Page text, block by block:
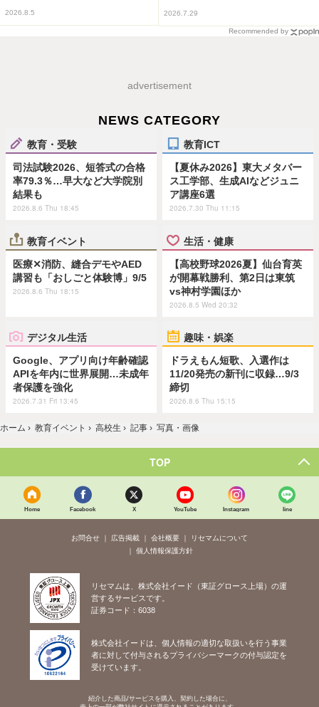
2026.8.5 2026.7.29
Recommended by
advertisement
NEWS CATEGORY
教育・受験
司法試験2026、短答式の合格
率79.3％…早大など大学院別
結果も
2026.8.6 Thu 18:45
教育ICT
【夏休み2026】東大メタバー
ス工学部、生成AIなどジュニ
ア講座6選
2026.7.30 Thu 11:15
教育イベント
医療✕消防、縫合デモやAED
講習も「おしごと体験博」9/5
2026.8.6 Thu 18:15
生活・健康
【高校野球2026夏】仙台育英
が開幕戦勝利、第2日は東筑
vs神村学園ほか
2026.8.5 Wed 20:32
デジタル生活
Google、アプリ向け年齢確認
APIを年内に世界展開…未成年
者保護を強化
2026.7.31 Fri 13:45
趣味・娯楽
ドラえもん短歌、入選作は
11/20発売の新刊に収録…9/3
締切
2026.8.6 Thu 15:15
ホーム › 教育イベント › 高校生 › 記事 › 写真・画像
TOP
Home Facebook X YouTube Instagram line
お問合せ 広告掲載 会社概要
リセマムについて
個人情報保護方針
リセマムは、株式会社イード（東証グロース上場）の運
営するサービスです。
証券コード：6038
株式会社イードは、個人情報の適切な取扱いを行う事業
者に対して付与されるプライバシーマークの付与認定を
受けています。
紹介した商品/サービスを購入、契約した場合に、